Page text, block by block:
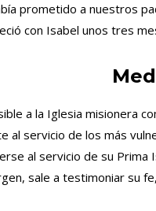
prometido a nuestros
con Isabel unos tres
a la Iglesia misionera
al servicio de los más
al servicio de su Prima
sale a testimoniar su